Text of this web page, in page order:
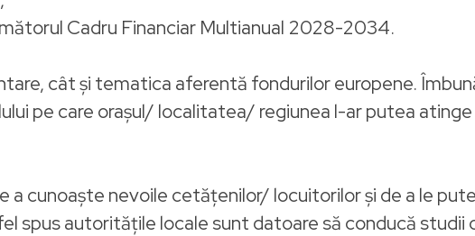
Cadru Financiar Multianual 2028-2034.
cât și tematica aferentă fondurilor europene.
pe care orașul/ localitatea/ regiunea l-ar putea atinge
cunoaște nevoile cetățenilor/ locuitorilor și de a le
spus autoritățile locale sunt datoare să conducă studii